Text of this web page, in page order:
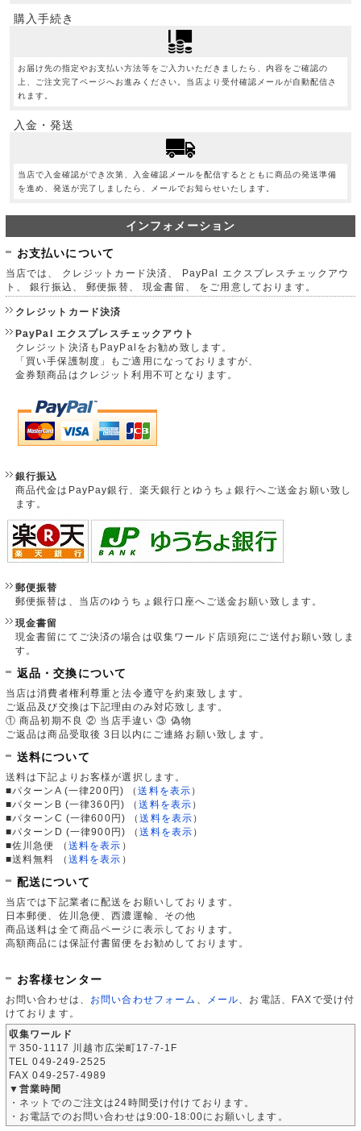
購入手続き
お届け先の指定やお支払い方法等をご入力いただきましたら、内容をご確認の
上、ご注文完了ページへお進みください。当店より受付確認メールが自動配信さ
れます。
入金・発送
当店で入金確認ができ次第、入金確認メールを配信するとともに商品の発送準備
を進め、発送が完了しましたら、メールでお知らせいたします。
インフォメーション
お支払いについて
当店では、 クレジットカード決済、 PayPal エクスプレスチェックアウ
ト、 銀行振込、 郵便振替、 現金書留、 をご用意しております。
クレジットカード決済
PayPal エクスプレスチェックアウト
クレジット決済もPayPalをお勧め致します。
「買い手保護制度」もご適用になっておりますが、
金券類商品はクレジット利用不可となります。
銀行振込
商品代金はPayPay銀行、楽天銀行とゆうちょ銀行へご送金お願い致し
ます。
郵便振替
郵便振替は、当店のゆうちょ銀行口座へご送金お願い致します。
現金書留
現金書留にてご決済の場合は収集ワールド店頭宛にご送付お願い致しま
す。
返品・交換について
当店は消費者権利尊重と法令遵守を約束致します。
ご返品及び交換は下記理由のみ対応致します。
① 商品初期不良 ② 当店手違い ③ 偽物
ご返品は商品受取後 3日以内にご連絡お願い致します。
送料について
送料は下記よりお客様が選択します。
■パターンA (一律200円)
（送料を表示 ）
■パターンB (一律360円)
（送料を表示 ）
■パターンC (一律600円)
（送料を表示 ）
■パターンD (一律900円)
（送料を表示 ）
■佐川急便
（ 送料を表示 ）
■送料無料
（ 送料を表示 ）
配送について
当店では下記業者に配送をお願いしております。
日本郵便、佐川急便、西濃運輸、その他
商品送料は全て商品ページに表示しております。
高額商品には保証付書留便をお勧めしております。
お客様センター
お問い合わせは、 お問い合わせフォーム メール 、お電話、FAXで受け付
けております。
収集ワールド
〒350-1117 川越市広栄町17-7-1F
TEL 049-249-2525
FAX 049-257-4989
▼営業時間
・ネットでのご注文は24時間受け付けております。
・お電話でのお問い合わせは9:00-18:00にお願いします。